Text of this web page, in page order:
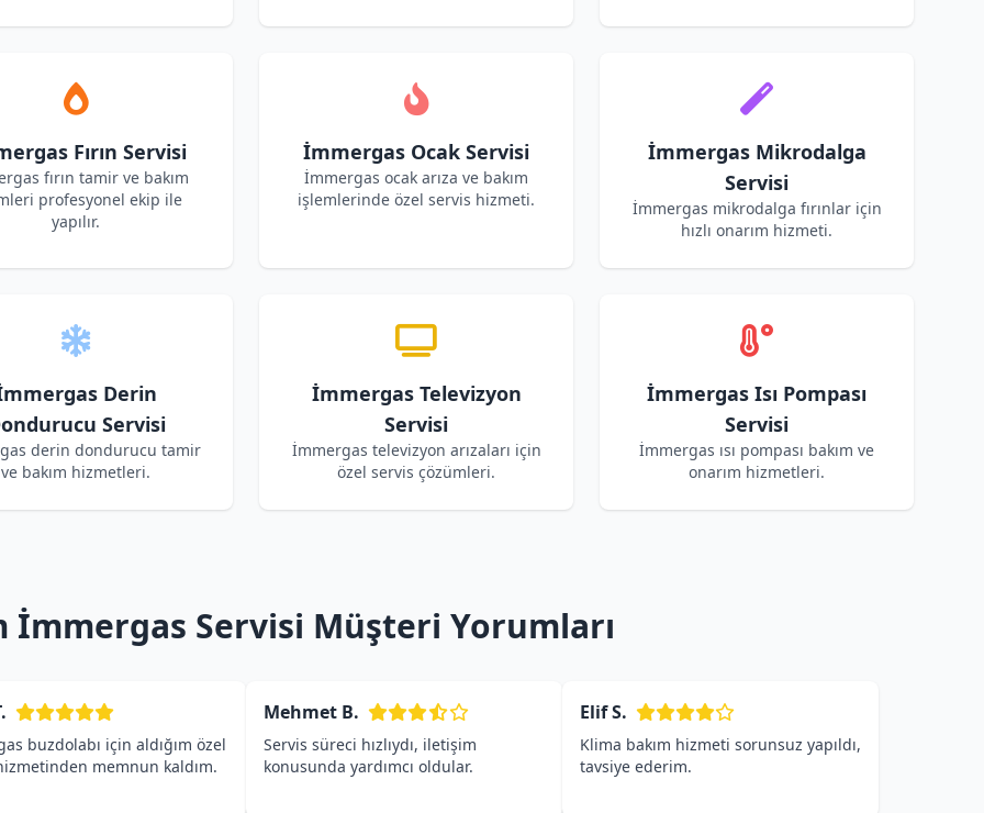
Fırın Servisi
fırın tamir ve bakım
profesyonel ekip ile
yapılır.
İmmergas Ocak Servisi
İmmergas ocak arıza ve bakım
işlemlerinde özel servis hizmeti.
İmmergas Mikrodalga
Servisi
İmmergas mikrodalga fırınlar için
hızlı onarım hizmeti.
Derin
Servisi
derin dondurucu tamir
ve bakım hizmetleri.
İmmergas Televizyon
Servisi
İmmergas televizyon arızaları için
özel servis çözümleri.
İmmergas Isı Pompası
Servisi
İmmergas ısı pompası bakım ve
onarım hizmetleri.
İmmergas Servisi Müşteri Yorumları
buzdolabı için aldığım özel
memnun kaldım.
Mehmet B.
Servis süreci hızlıydı, iletişim
konusunda yardımcı oldular.
Elif S.
Klima bakım hizmeti sorunsuz yapıldı,
tavsiye ederim.